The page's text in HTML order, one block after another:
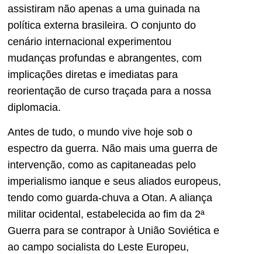
assistiram não apenas a uma guinada na
política externa brasileira. O conjunto do
cenário internacional experimentou
mudanças profundas e abrangentes, com
implicações diretas e imediatas para
reorientação de curso traçada para a nossa
diplomacia.
Antes de tudo, o mundo vive hoje sob o
espectro da guerra. Não mais uma guerra de
intervenção, como as capitaneadas pelo
imperialismo ianque e seus aliados europeus,
tendo como guarda-chuva a Otan. A aliança
militar ocidental, estabelecida ao fim da 2ª
Guerra para se contrapor à União Soviética e
ao campo socialista do Leste Europeu,